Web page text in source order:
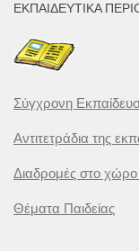
ΕΚΠΑΙΔΕΥΤΙΚΆ
Σύγχρονη
Αντιτετράδια της
Διαδρομές στο χώρο
Θέματα Παιδείας